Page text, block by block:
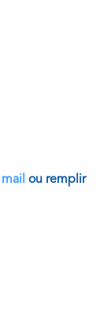
mail ou remplir